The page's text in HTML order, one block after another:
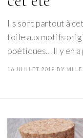
Ils sont partout à
toile aux motifs
poétiques… Il y en
16 JUILLET 2019 BY